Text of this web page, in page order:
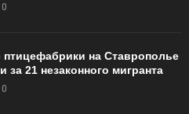
0
птицефабрики на Ставрополье
21 незаконного мигранта
0